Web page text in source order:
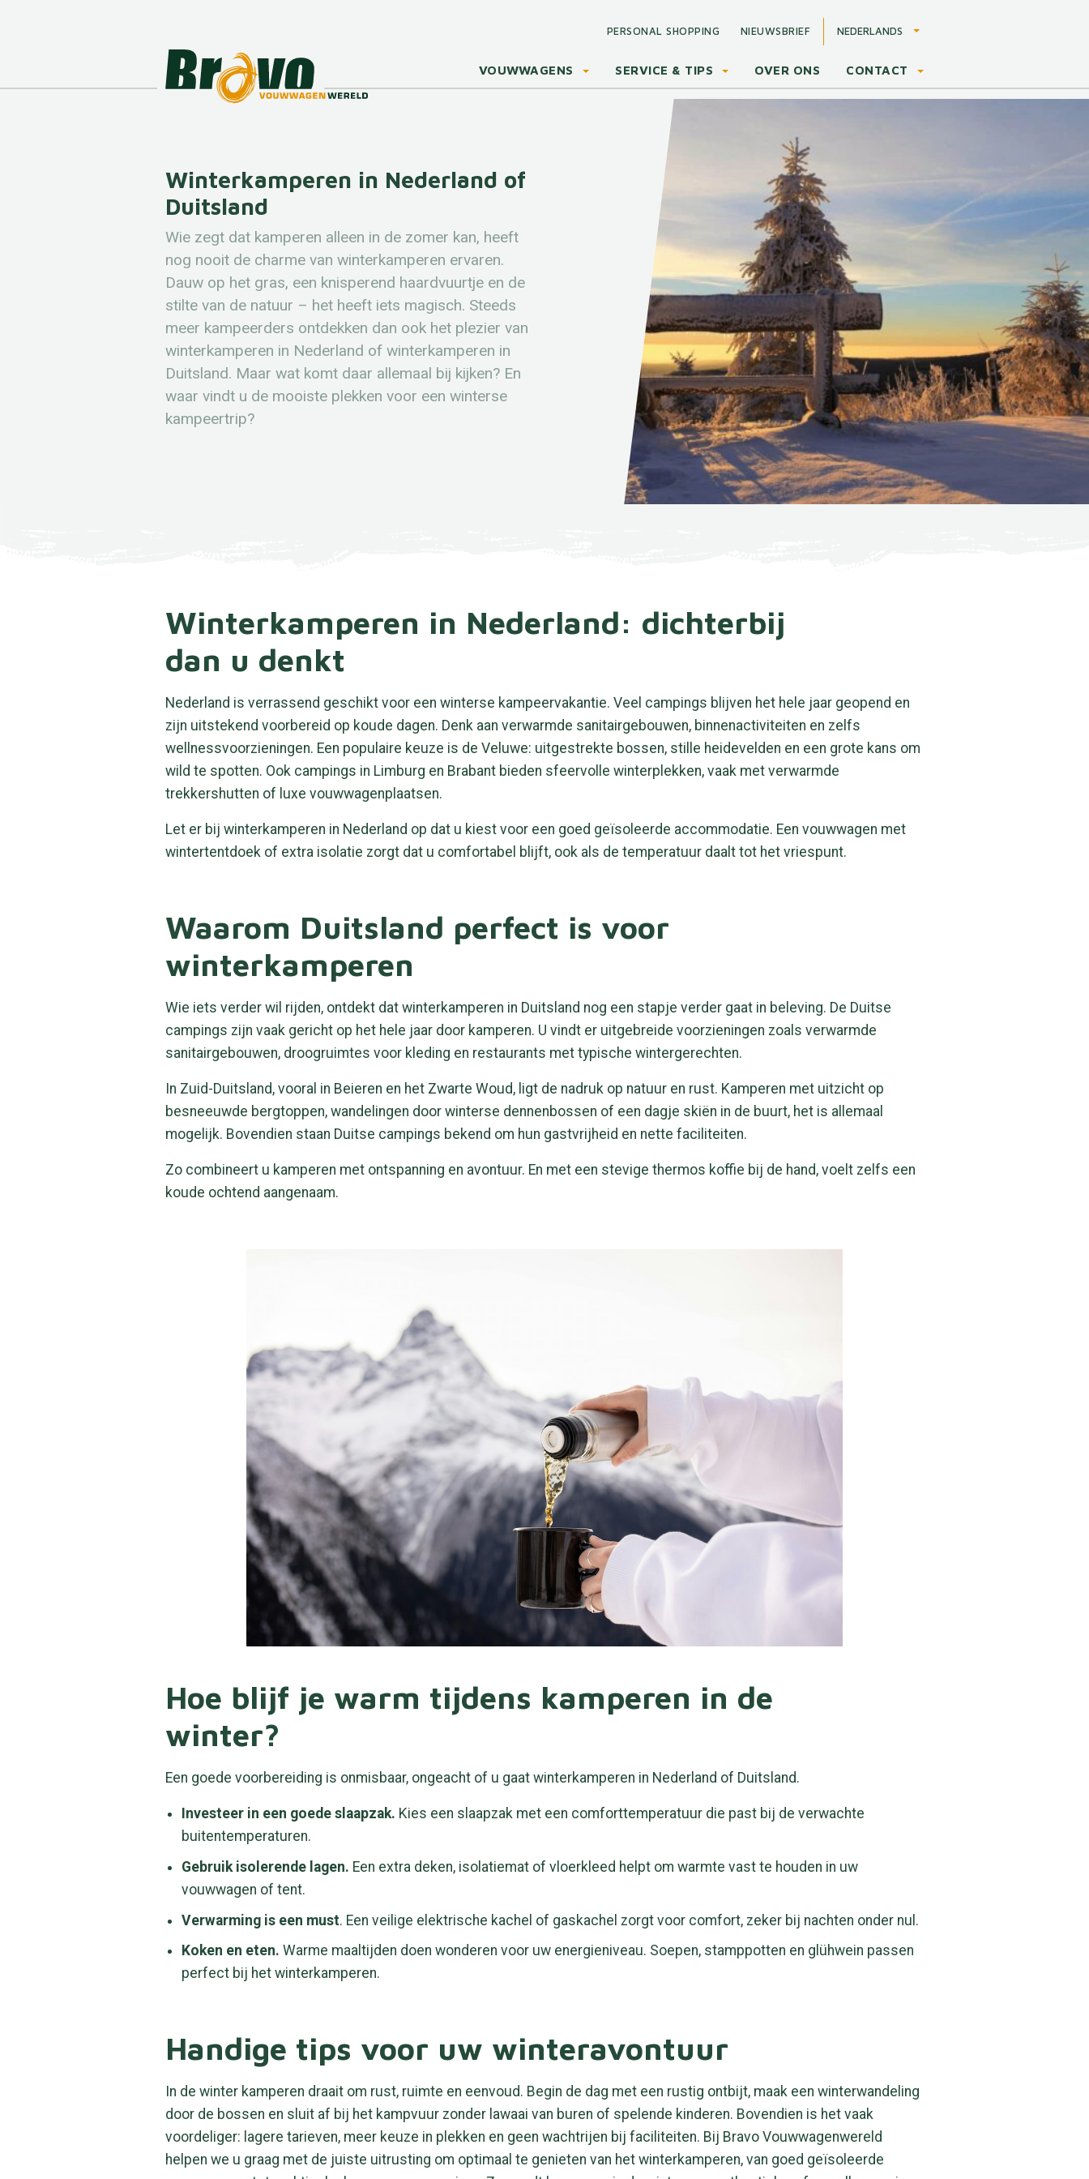
PERSONAL SHOPPING NIEUWSBRIEF NEDERLANDS
VOUWWAGENS SERVICE & TIPS OVER ONS CONTACT
Winterkamperen in Nederland of
Duitsland
Wie zegt dat kamperen alleen in de zomer kan, heeft
nog nooit de charme van winterkamperen ervaren.
Dauw op het gras, een knisperend haardvuurtje en de
stilte van de natuur – het heeft iets magisch. Steeds
meer kampeerders ontdekken dan ook het plezier van
winterkamperen in Nederland of winterkamperen in
Duitsland. Maar wat komt daar allemaal bij kijken? En
waar vindt u de mooiste plekken voor een winterse
kampeertrip?
Winterkamperen in Nederland: dichterbij
dan u denkt
Nederland is verrassend geschikt voor een winterse kampeervakantie. Veel campings blijven het hele jaar geopend en
zijn uitstekend voorbereid op koude dagen. Denk aan verwarmde sanitairgebouwen, binnenactiviteiten en zelfs
wellnessvoorzieningen. Een populaire keuze is de Veluwe: uitgestrekte bossen, stille heidevelden en een grote kans om
wild te spotten. Ook campings in Limburg en Brabant bieden sfeervolle winterplekken, vaak met verwarmde
trekkershutten of luxe vouwwagenplaatsen.
Let er bij winterkamperen in Nederland op dat u kiest voor een goed geïsoleerde accommodatie. Een vouwwagen met
wintertentdoek of extra isolatie zorgt dat u comfortabel blijft, ook als de temperatuur daalt tot het vriespunt.
Waarom Duitsland perfect is voor
winterkamperen
Wie iets verder wil rijden, ontdekt dat winterkamperen in Duitsland nog een stapje verder gaat in beleving. De Duitse
campings zijn vaak gericht op het hele jaar door kamperen. U vindt er uitgebreide voorzieningen zoals verwarmde
sanitairgebouwen, droogruimtes voor kleding en restaurants met typische wintergerechten.
In Zuid-Duitsland, vooral in Beieren en het Zwarte Woud, ligt de nadruk op natuur en rust. Kamperen met uitzicht op
besneeuwde bergtoppen, wandelingen door winterse dennenbossen of een dagje skiën in de buurt, het is allemaal
mogelijk. Bovendien staan Duitse campings bekend om hun gastvrijheid en nette faciliteiten.
Zo combineert u kamperen met ontspanning en avontuur. En met een stevige thermos koffie bij de hand, voelt zelfs een
koude ochtend aangenaam.
Hoe blijf je warm tijdens kamperen in de
winter?
Een goede voorbereiding is onmisbaar, ongeacht of u gaat winterkamperen in Nederland of Duitsland.
Investeer in een goede slaapzak. Kies een slaapzak met een comforttemperatuur die past bij de verwachte
buitentemperaturen.
Gebruik isolerende lagen. Een extra deken, isolatiemat of vloerkleed helpt om warmte vast te houden in uw
vouwwagen of tent.
Verwarming is een must. Een veilige elektrische kachel of gaskachel zorgt voor comfort, zeker bij nachten onder nul.
Koken en eten. Warme maaltijden doen wonderen voor uw energieniveau. Soepen, stamppotten en glühwein passen
perfect bij het winterkamperen.
Handige tips voor uw winteravontuur
In de winter kamperen draait om rust, ruimte en eenvoud. Begin de dag met een rustig ontbijt, maak een winterwandeling
door de bossen en sluit af bij het kampvuur zonder lawaai van buren of spelende kinderen. Bovendien is het vaak
voordeliger: lagere tarieven, meer keuze in plekken en geen wachtrijen bij faciliteiten. Bij Bravo Vouwwagenwereld
helpen we u graag met de juiste uitrusting om optimaal te genieten van het winterkamperen, van goed geïsoleerde